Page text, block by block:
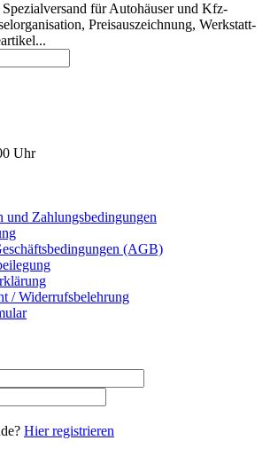
für Autohäuser und Kfz-
Preisauszeichnung, Werkstatt-
Uhr
und Zahlungsbedingungen
(AGB)
/ Widerrufsbelehrung
Hier registrieren